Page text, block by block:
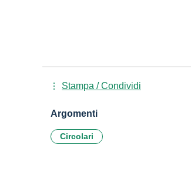
Stampa / Condividi
Argomenti
Circolari